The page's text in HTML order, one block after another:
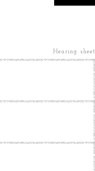
Hearing sheet